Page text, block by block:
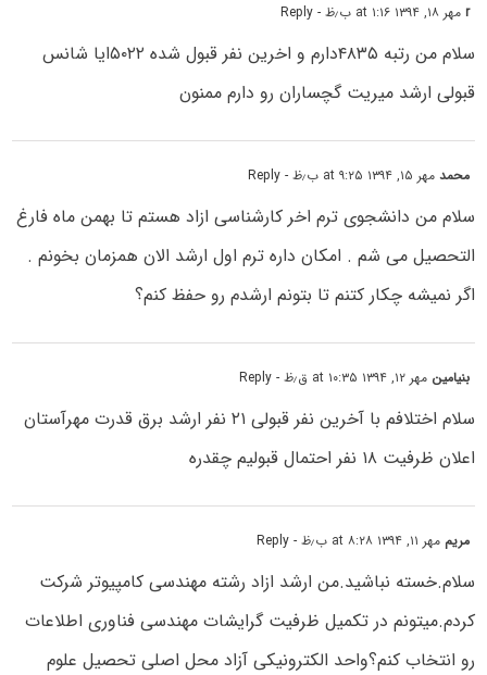
rمهر ۱۸, ۱۳۹۴ at ۱:۱۶ ب٫ظ - Reply
سلام من رتبه ۴۸۳۵دارم و اخرین نفر قبول شده ۵۰۲۲ایا شانس
قبولی ارشد میریت گچساران رو دارم ممنون
محمدمهر ۱۵, ۱۳۹۴ at ۹:۲۵ ب٫ظ - Reply
سلام من دانشجوی ترم اخر کارشناسی ازاد هستم تا بهمن ماه فارغ
التحصیل می شم . امکان داره ترم اول ارشد الان همزمان بخونم .
اگر نمیشه چکار کتنم تا بتونم ارشدم رو حفظ کنم؟
بنیامین مهر ۱۲, ۱۳۹۴ at ۱۰:۳۵ ق٫ظ - Reply
سلام اختلافم با آخرین نفر قبولی ۲۱ نفر ارشد برق قدرت مهرآستان
اعلان ظرفیت ۱۸ نفر احتمال قبولیم چقدره
مریم مهر ۱۱, ۱۳۹۴ at ۸:۲۸ ب٫ظ - Reply
سلام.خسته نباشید.من ارشد ازاد رشته مهندسی کامپیوتر شرکت
کردم.میتونم در تکمیل ظرفیت گرایشات مهندسی فناوری اطلاعات
رو انتخاب کنم؟واحد الکترونیکی آزاد محل اصلی تحصیل علوم